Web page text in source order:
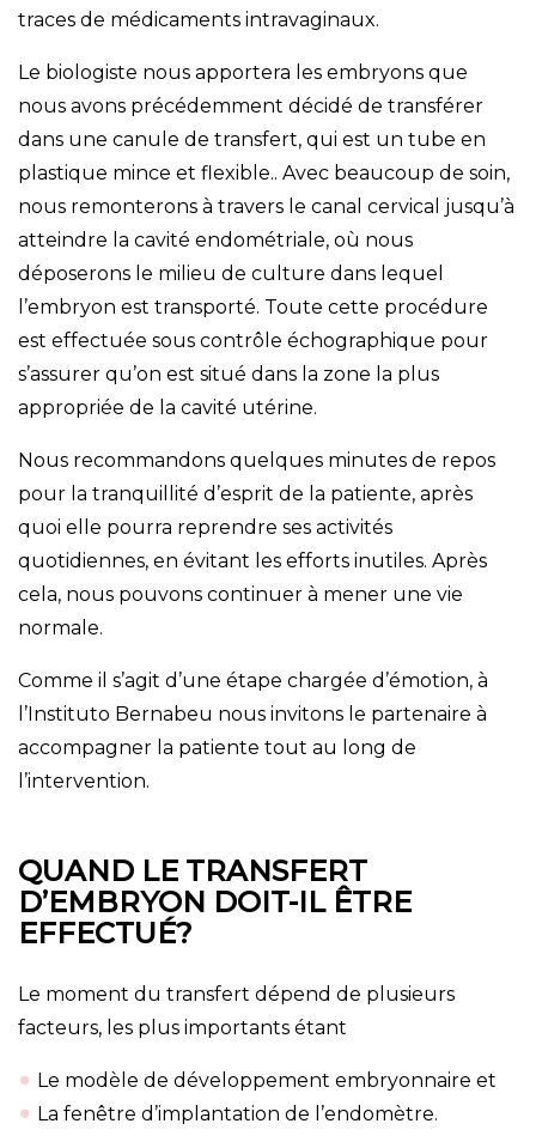
traces de médicaments intravaginaux.
Le biologiste nous apportera les embryons que
nous avons précédemment décidé de transférer
dans une canule de transfert, qui est un tube en
plastique mince et flexible.. Avec beaucoup de soin,
nous remonterons à travers le canal cervical jusqu’à
atteindre la cavité endométriale, où nous
déposerons le milieu de culture dans lequel
l’embryon est transporté. Toute cette procédure
est effectuée sous contrôle échographique pour
s’assurer qu’on est situé dans la zone la plus
appropriée de la cavité utérine.
Nous recommandons quelques minutes de repos
pour la tranquillité d’esprit de la patiente, après
quoi elle pourra reprendre ses activités
quotidiennes, en évitant les efforts inutiles. Après
cela, nous pouvons continuer à mener une vie
normale.
Comme il s’agit d’une étape chargée d’émotion, à
l’Instituto Bernabeu nous invitons le partenaire à
accompagner la patiente tout au long de
l’intervention.
QUAND LE TRANSFERT
D’EMBRYON DOIT-IL ÊTRE
EFFECTUÉ?
Le moment du transfert dépend de plusieurs
facteurs, les plus importants étant
Le modèle de développement embryonnaire et
La fenêtre d’implantation de l’endomètre.